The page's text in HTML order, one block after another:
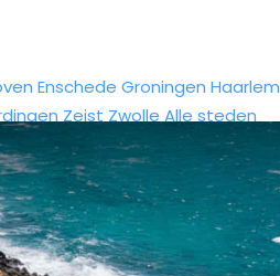
Enschede Groningen Haarlem
Zeist Zwolle Alle steden